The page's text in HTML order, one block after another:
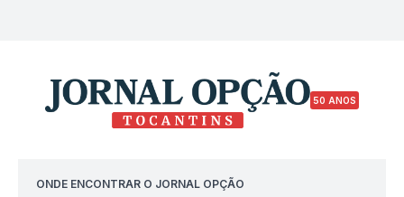
50 ANOS
ONDE ENCONTRAR O JORNAL OPÇÃO